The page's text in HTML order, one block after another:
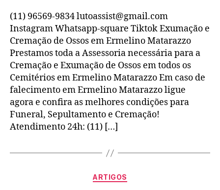
(11) 96569-9834 lutoassist@gmail.com
Instagram Whatsapp-square Tiktok Exumação e
Cremação de Ossos em Ermelino Matarazzo
Prestamos toda a Assessoria necessária para a
Cremação e Exumação de Ossos em todos os
Cemitérios em Ermelino Matarazzo Em caso de
falecimento em Ermelino Matarazzo ligue
agora e confira as melhores condições para
Funeral, Sepultamento e Cremação!
Atendimento 24h: (11) […]
ARTIGOS